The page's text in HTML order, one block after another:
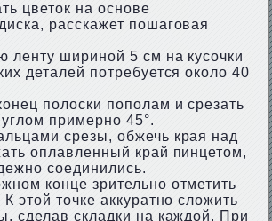
цветок на основе
расскажет пошаговая
ленту шириной 5 см на кусочки
деталей потребуется около 40
полоски пополам и срезать
примерно 45°.
срезы, обжечь края над
оплавленный край пинцетом,
соединились.
конце зрительно отметить
этой точке аккуратно сложить
сделав складки на каждой. При